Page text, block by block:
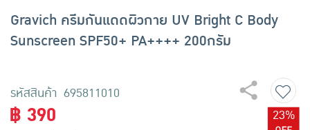
Gravich ครีมกันแดดผิวกาย UV Bright C Body
Sunscreen SPF50+ PA++++ 200กรัม
รหัสสินค้า 695811010
฿ 390
23%